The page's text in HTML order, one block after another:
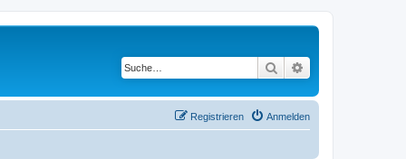
Suche
Anmelden
Registrieren